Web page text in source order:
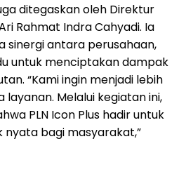
ditegaskan oleh Direktur
Rahmat Indra Cahyadi. Ia
sinergi antara perusahaan,
untuk menciptakan dampak
“Kami ingin menjadi lebih
Melalui kegiatan ini,
PLN Icon Plus hadir untuk
bagi masyarakat,”